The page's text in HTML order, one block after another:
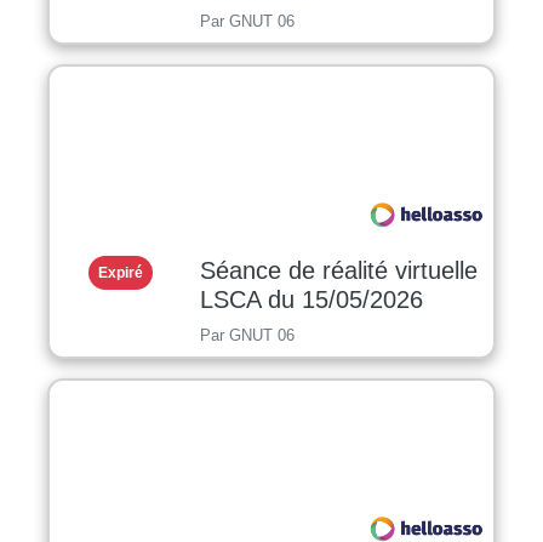
Par GNUT 06
Expiré
Séance de réalité virtuelle
LSCA du 15/05/2026
Par GNUT 06